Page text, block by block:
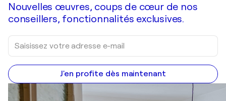
Nouvelles œuvres, coups de cœur de nos
conseillers, fonctionnalités exclusives.
J'en profite dès maintenant